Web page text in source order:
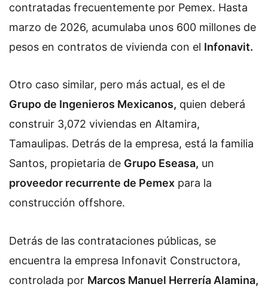
contratadas frecuentemente por Pemex. Hasta
marzo de 2026, acumulaba unos 600 millones de
pesos en contratos de vivienda con el Infonavit.
Otro caso similar, pero más actual, es el de
Grupo de Ingenieros Mexicanos, quien deberá
construir 3,072 viviendas en Altamira,
Tamaulipas. Detrás de la empresa, está la familia
Santos, propietaria de Grupo Eseasa, un
proveedor recurrente de Pemex para la
construcción offshore.
Detrás de las contrataciones públicas, se
encuentra la empresa Infonavit Constructora,
controlada por Marcos Manuel Herrería Alamina,